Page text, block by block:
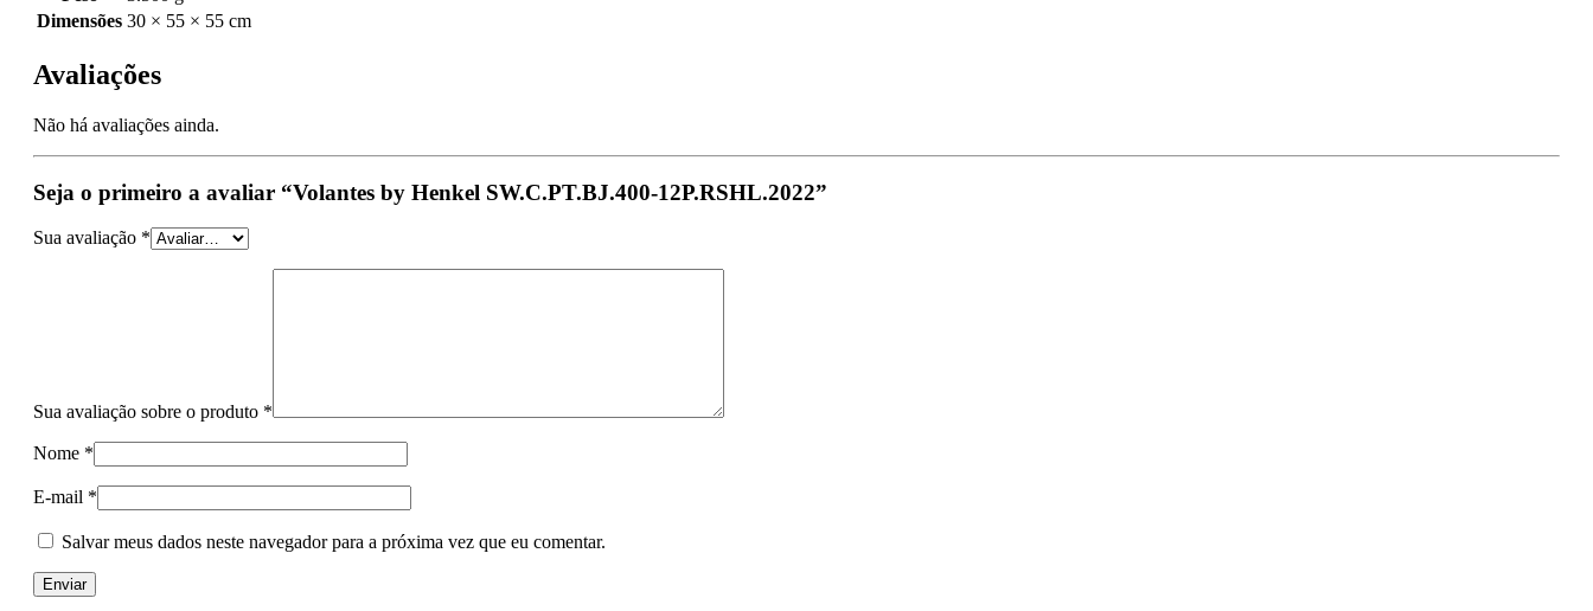
Dimensões 30 × 55 × 55 cm
Avaliações
Não há avaliações ainda.
Seja o primeiro a avaliar “Volantes by Henkel SW.C.PT.BJ.400-12P.RSHL.2022”
Sua avaliação *
Sua avaliação sobre o produto *
Nome *
E-mail *
Salvar meus dados neste navegador para a próxima vez que eu comentar.